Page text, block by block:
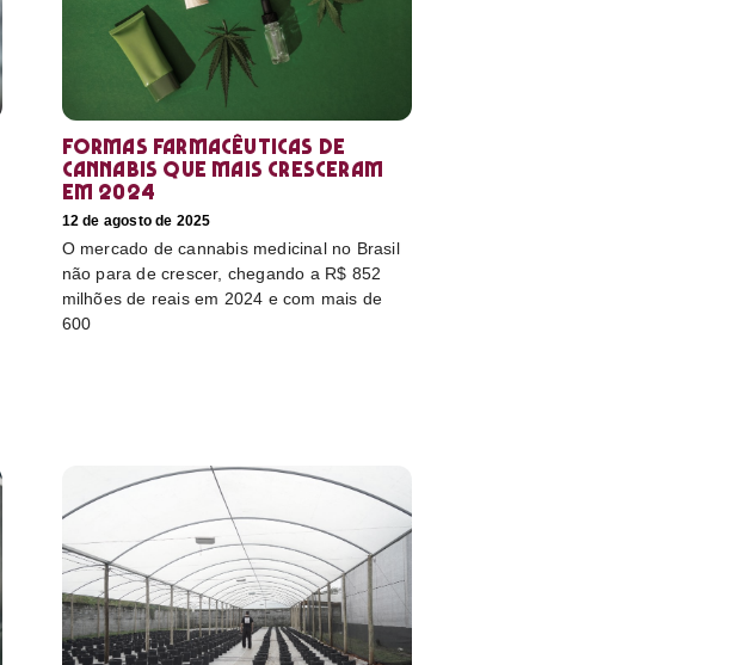
Formas farmacêuticas de
cannabis que mais cresceram
em 2024
12 de agosto de 2025
O mercado de cannabis medicinal no Brasil
não para de crescer, chegando a R$ 852
milhões de reais em 2024 e com mais de
600